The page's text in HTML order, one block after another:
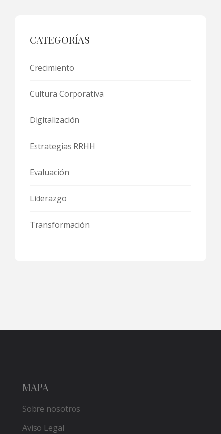
CATEGORÍAS
Crecimiento
Cultura Corporativa
Digitalización
Estrategias RRHH
Evaluación
Liderazgo
Transformación
MAPA
Sobre nosotros
Aviso Legal